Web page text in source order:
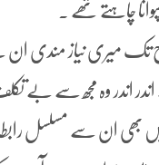
چاہتے تھے ۔
میری نیاز مندی
اندر اندر وہ مجھ سے بے
بھی ان سے مسلسل رابطہ